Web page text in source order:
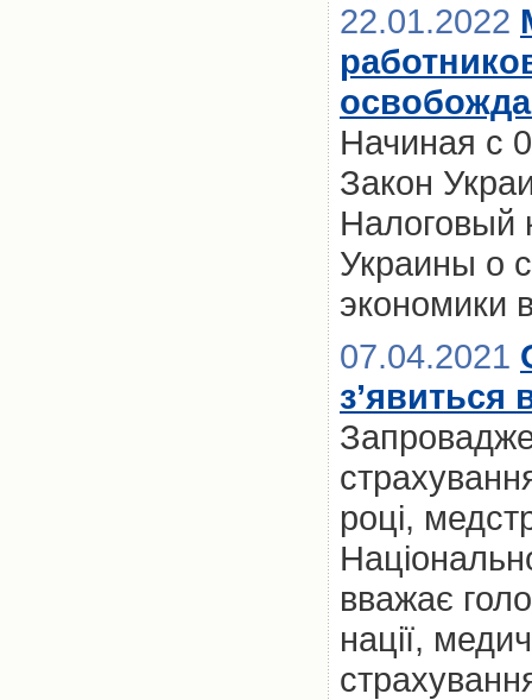
22.01.2022
Начиная с
Закон
Налоговый
Украины о
экономики
07.04.2021
з’явиться
році,
вважає
нації,